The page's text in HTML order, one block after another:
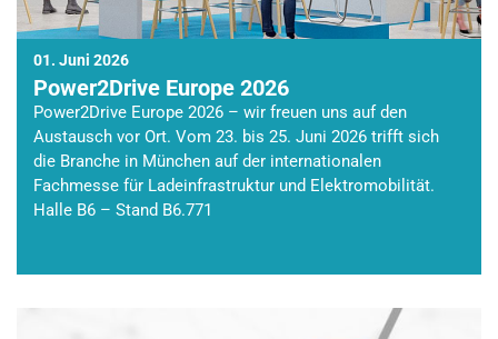
01. Juni 2026
Power2Drive Europe 2026
Power2Drive Europe 2026 – wir freuen uns auf den
Austausch vor Ort. Vom 23. bis 25. Juni 2026 trifft sich
die Branche in München auf der internationalen
Fachmesse für Ladeinfrastruktur und Elektromobilität.
Halle B6 – Stand B6.771